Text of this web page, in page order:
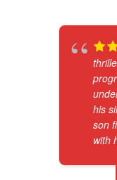
his
son
with